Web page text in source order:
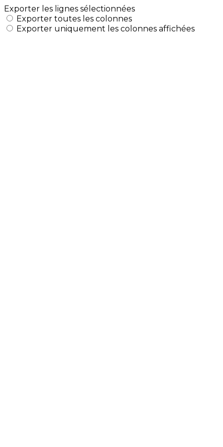
Exporter les lignes sélectionnées
Exporter toutes les colonnes
Exporter uniquement les colonnes affichées